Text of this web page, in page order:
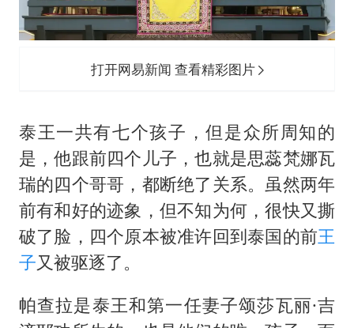
打开网易新闻 查看精彩图片
泰王一共有七个孩子，但是众所周知的
是，他跟前四个儿子，也就是思蕊梵娜瓦
瑞的四个哥哥，都断绝了关系。虽然两年
前有和好的迹象，但不知为何，很快又撕
破了脸，四个原本被准许回到泰国的前王
子又被驱逐了。
帕查拉是泰王和第一任妻子颂莎瓦丽·吉